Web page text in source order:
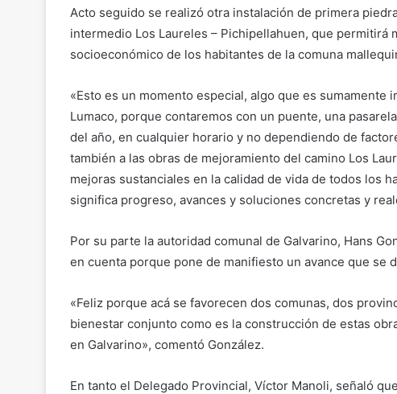
Acto seguido se realizó otra instalación de primera
intermedio Los Laureles – Pichipellahuen, que permitirá
socioeconómico de los habitantes de la comuna
«Esto es un momento especial, algo que es sumamente
Lumaco, porque contaremos con un puente, una
del año, en cualquier horario y no dependiendo de
también a las obras de mejoramiento del camino Los
mejoras sustanciales en la calidad de vida de todos los
significa progreso, avances y soluciones concretas y
Por su parte la autoridad comunal de Galvarino, Hans
en cuenta porque pone de manifiesto un avance que se
«Feliz porque acá se favorecen dos comunas, dos
bienestar conjunto como es la construcción de estas
en Galvarino», comentó González.
En tanto el Delegado Provincial, Víctor Manoli, señaló